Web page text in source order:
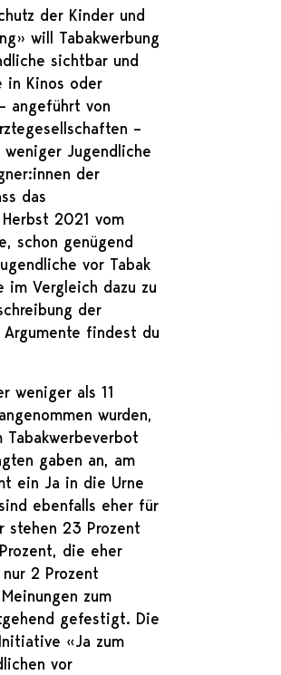
der Kinder und
will Tabakwerbung
sichtbar und
in Kinos oder
angeführt von
–
Jugendliche
der
das
2021 vom
schon genügend
vor Tabak
im Vergleich dazu zu
der
findest du
weniger als 11
wurden,
gaben an, am
ein Ja in die Urne
ebenfalls eher für
stehen 23 Prozent
die eher
2 Prozent
zum
gefestigt. Die
«Ja zum
vor